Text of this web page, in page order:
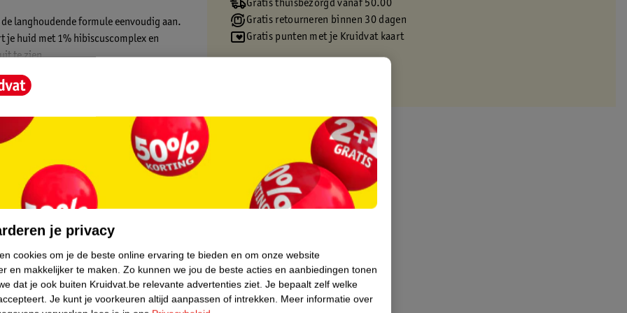
langhoudende formule eenvoudig aan.
je huid met 1% hibiscuscomplex en
te zien.
Gratis thuisbezorgd vanaf 50.00
Gratis retourneren binnen 30 dagen
Gratis punten met je Kruidvat kaart
je privacy
cookies om je de beste online ervaring te bieden en om onze website
en makkelijker te maken. Zo kunnen we jou de beste acties en aanbiedingen tonen
dat je ook buiten Kruidvat.be relevante advertenties ziet. Je bepaalt zelf welke
Je kunt je voorkeuren altijd aanpassen of intrekken. Meer informatie over